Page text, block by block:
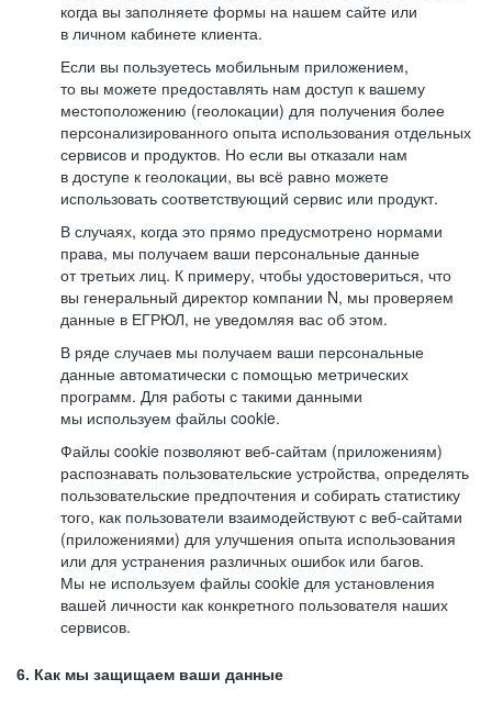
когда вы заполняете формы на нашем сайте или
в личном кабинете клиента.
Если вы пользуетесь мобильным приложением,
то вы можете предоставлять нам доступ к вашему
местоположению (геолокации) для получения более
персонализированного опыта использования отдельных
сервисов и продуктов. Но если вы отказали нам
в доступе к геолокации, вы всё равно можете
использовать соответствующий сервис или продукт.
В случаях, когда это прямо предусмотрено нормами
права, мы получаем ваши персональные данные
от третьих лиц. К примеру, чтобы удостовериться, что
вы генеральный директор компании N, мы проверяем
данные в ЕГРЮЛ, не уведомляя вас об этом.
В ряде случаев мы получаем ваши персональные
данные автоматически с помощью метрических
программ. Для работы с такими данными
мы используем файлы cookie.
Файлы cookie позволяют веб-сайтам (приложениям)
распознавать пользовательские устройства, определять
пользовательские предпочтения и собирать статистику
того, как пользователи взаимодействуют с веб-сайтами
(приложениями) для улучшения опыта использования
или для устранения различных ошибок или багов.
Мы не используем файлы cookie для установления
вашей личности как конкретного пользователя наших
сервисов.
6. Как мы защищаем ваши данные